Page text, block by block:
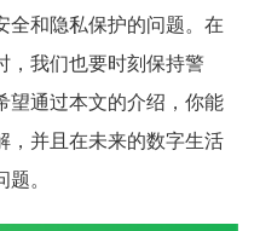
全和隐私保护的问题。在
，我们也要时刻保持警
望通过本文的介绍，你能
，并且在未来的数字生活
。